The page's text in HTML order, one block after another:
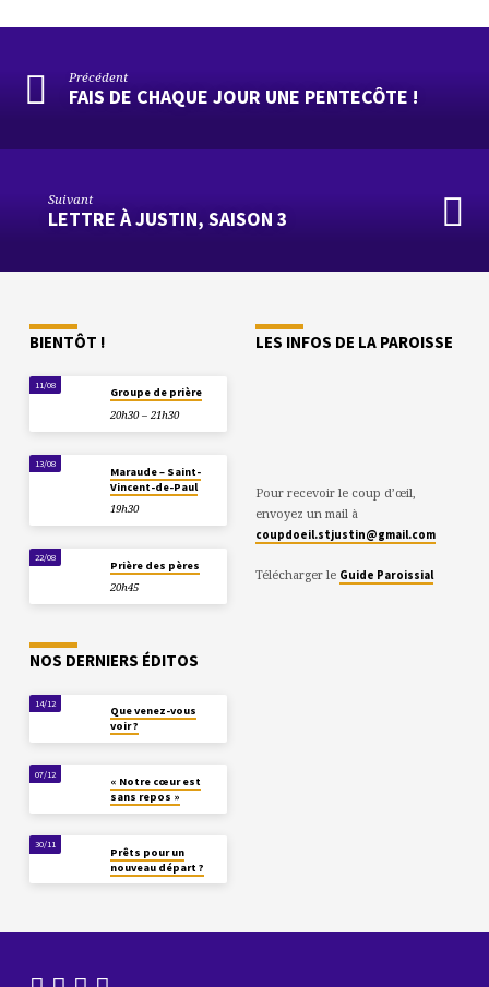
Précédent
FAIS DE CHAQUE JOUR UNE PENTECÔTE !
Suivant
LETTRE À JUSTIN, SAISON 3
BIENTÔT !
11/08
Groupe de prière
20h30 – 21h30
13/08
Maraude – Saint-
Vincent-de-Paul
19h30
22/08
Prière des pères
20h45
LES INFOS DE LA PAROISSE
Pour recevoir le coup d’œil,
envoyez un mail à
coupdoeil.stjustin@gmail.com
Télécharger le Guide Paroissial
NOS DERNIERS ÉDITOS
14/12
Que venez-vous
voir ?
07/12
« Notre cœur est
sans repos »
30/11
Prêts pour un
nouveau départ ?